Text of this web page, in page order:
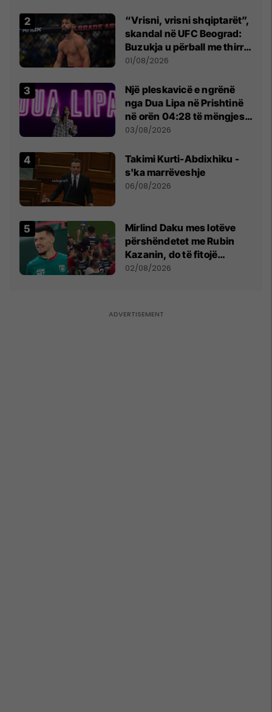
“Vrisni, vrisni shqiptarët”,
skandal në UFC Beograd:
Buzukja u përball me thirrje
anti-shqiptare nga
01/08/2026
Një pleskavicë e ngrënë
nga Dua Lipa në Prishtinë
në orën 04:28 të mëngjesit
- dhe bota digjitale serbe
03/08/2026
Takimi Kurti-Abdixhiku -
s'ka marrëveshje
06/08/2026
Mirlind Daku mes lotëve
përshëndetet me Rubin
Kazanin, do të fitojë
miliona te Spartak Moska
02/08/2026